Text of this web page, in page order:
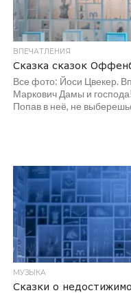
ВПЕЧАТЛЕНИЯ
Сказка сказок
Все фото: Йоси Цвекер.
Маркович Дамы и
Попав в неё, не
МУЗЫКА
Сказки о